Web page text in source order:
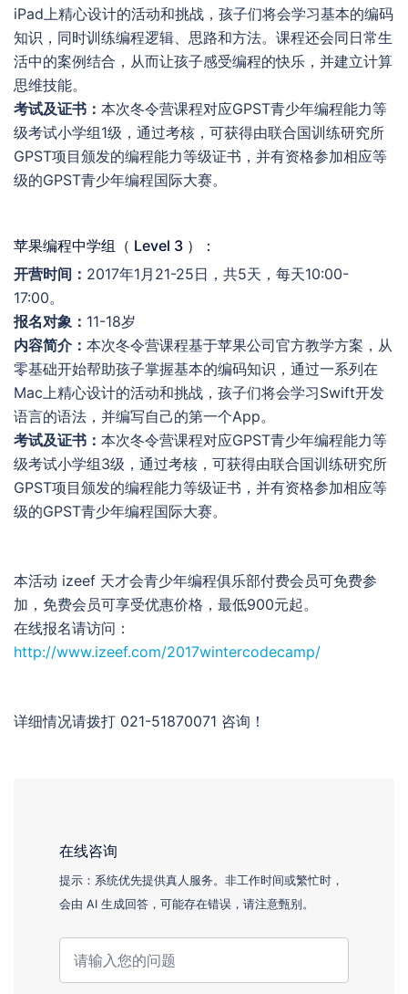
iPad上精心设计的活动和挑战，孩子们将会学习基本的编码
知识，同时训练编程逻辑、思路和方法。课程还会同日常生
活中的案例结合，从而让孩子感受编程的快乐，并建立计算
思维技能。
考试及证书： 本次冬令营课程对应GPST青少年编程能力等
级考试小学组1级，通过考核，可获得由联合国训练研究所
GPST项目颁发的编程能力等级证书，并有资格参加相应等
级的GPST青少年编程国际大赛。
苹果编程中学组（ Level 3 ）：
开营时间： 2017年1月21-25日，共5天，每天10:00-
17:00。
报名对象： 11-18岁
内容简介： 本次冬令营课程基于苹果公司官方教学方案，从
零基础开始帮助孩子掌握基本的编码知识，通过一系列在
Mac上精心设计的活动和挑战，孩子们将会学习Swift开发
语言的语法，并编写自己的第一个App。
考试及证书： 本次冬令营课程对应GPST青少年编程能力等
级考试小学组3级，通过考核，可获得由联合国训练研究所
GPST项目颁发的编程能力等级证书，并有资格参加相应等
级的GPST青少年编程国际大赛。
本活动 izeef 天才会青少年编程俱乐部付费会员可免费参
加，免费会员可享受优惠价格，最低900元起。
在线报名请访问：
http://www.izeef.com/2017wintercodecamp/
详细情况请拨打 021-51870071 咨询！
在线咨询
提示：系统优先提供真人服务。非工作时间或繁忙时，
会由 AI 生成回答，可能存在错误，请注意甄别。